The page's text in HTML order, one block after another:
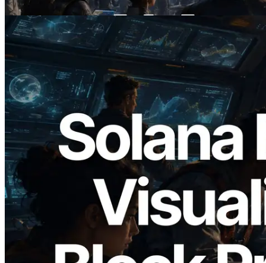
Lesen Sie diesen Artikel
2026.05.24
Validators Solutions veröffentlicht Solana
Block Analyzer – Visualisierung der
Blockproduktionszeit pro Slot und der
zugewiesenen Validatoren
Lesen Sie diesen Artikel